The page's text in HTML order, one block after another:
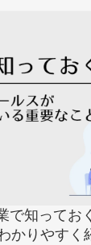
で知ってお
かりやすく